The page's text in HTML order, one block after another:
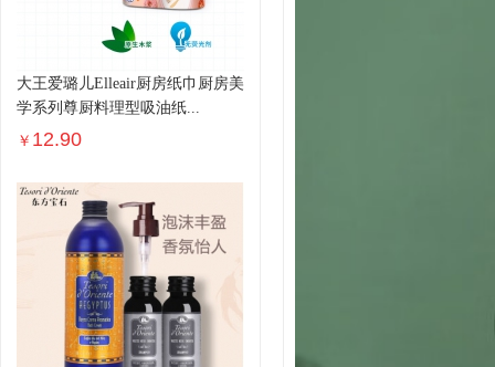
大王爱璐儿Elleair厨房纸巾厨房美
学系列尊厨料理型吸油纸...
￥ 12.90